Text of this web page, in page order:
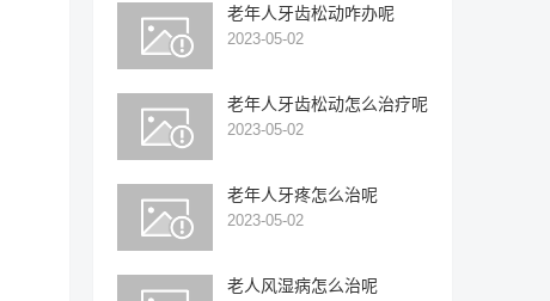
老年人牙齿松动咋办呢
2023-05-02
老年人牙齿松动怎么治疗呢
2023-05-02
老年人牙疼怎么治呢
2023-05-02
老人风湿病怎么治呢